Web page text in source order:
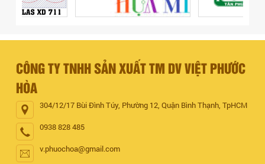
CÔNG TY TNHH SẢN XUẤT TM DV VIỆT PHƯỚC
HÒA
304/12/17 Bùi Đình Túy, Phường 12, Quận Bình Thạnh, TpHCM
0938 828 485
v.phuochoa@gmail.com